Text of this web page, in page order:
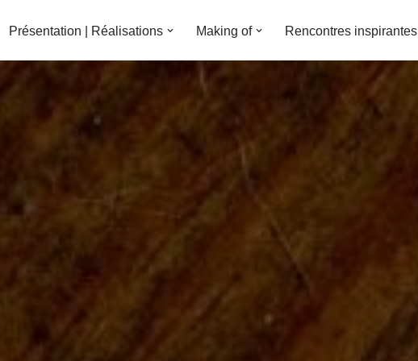
Présentation | Réalisations Making of Rencontres inspirantes